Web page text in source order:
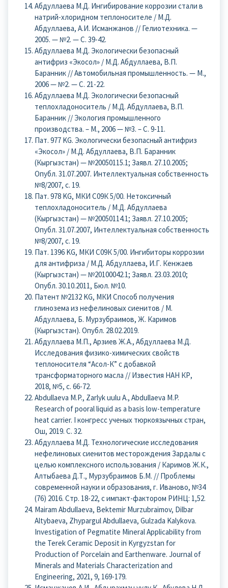
Абдуллаева М.Д. Ингибирование коррозии стали в
натрий-хлоридном теплоносителе / М.Д.
Абдуллаева, А.И. Исманжанов // Гелиотехника. —
2005. — №2. — С. 39-42.
Абдуллаева М.Д. Экологически безопасный
антифриз «Экосол» / М.Д. Абдуллаева, В.П.
Баранник // Автомобильная промышленность. — М.,
2006 — №2. — С. 21-22.
Абдуллаева М.Д. Экологически безопасный
теплохладоноситель / М.Д. Абдуллаева, В.П.
Баранник // Экология промышленного
производства. – М., 2006 — №3. – С. 9-11.
Пат. 977 KG. Экологически безопасный антифриз
«Экосол» / М.Д. Абдуллаева, В.П. Баранник
(Кыргызстан) — №20050115.1; Заявл. 27.10.2005;
Опубл. 31.07.2007. Интеллектуальная собственность
№8/2007, с. 19.
Пат. 978 KG, МКИ С09К 5/00. Нетоксичный
теплохладоноситель / М.Д. Абдуллаева
(Кыргызстан) — №20050114.1; Заявл. 27.10.2005;
Опубл. 31.07.2007, Интеллектуальная собственность
№8/2007, с. 19.
Пат. 1396 KG, МКИ С09К 5/00. Ингибиторы коррозии
для антифриза / М.Д. Абдуллаева, И.Г. Кенжаев
(Кыргызстан) — №20100042.1; Заявл. 23.03.2010;
Опубл. 30.10.2011, Бюл. №10.
Патент №2132 KG, МКИ Способ получения
глинозема из нефелиновых сиенитов / М.
Абдуллаева, Б. Мурзубраимов, Ж. Каримов
(Кыргызстан). Опубл. 28.02.2019.
Абдуллаева М.П., Арзиев Ж.А., Абдуллаева М.Д.
Исследования физико-химических свойств
теплоносителя “Асол-К” с добавкой
трансформаторного масла // Известия НАН КР,
2018, №5, с. 66-72.
Abdullaeva M.P., Zarlyk uulu A., Abdullaeva M.P.
Research of pooral liquid as a basis low-temperature
heat carrier. I конгресс ученых тюркоязычных стран,
Ош, 2019. С. 32.
Абдуллаева М.Д. Технологические исследования
нефелиновых сиенитов месторождения Зардалы с
целью комплексного использования / Каримов Ж.К.,
Алтыбаева Д.Т., Мурзубраимов Б.М. // Проблемы
современной науки и образования, г. Иваново, №34
(76) 2016. Стр. 18-22, с импакт-фактором РИНЦ: 1,52.
Mairam Abdullaeva, Bektemir Murzubraimov, Dilbar
Altybaeva, Zhypargul Abdullaeva, Gulzada Kalykova.
Investigation of Pegmatite Mineral Applicability from
the Terek Ceramic Deposit in Kyrgyzstan for
Production of Porcelain and Earthenware. Journal of
Minerals and Materials Characterization and
Engineering, 2021, 9, 169-179.